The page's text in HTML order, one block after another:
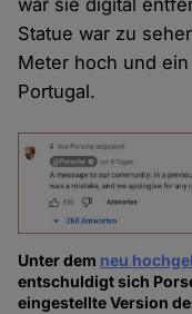
war sie digital
Statue war zu
Meter hoch und
Portugal.
Unter dem neu
entschuldigt sich
eingestellte Version